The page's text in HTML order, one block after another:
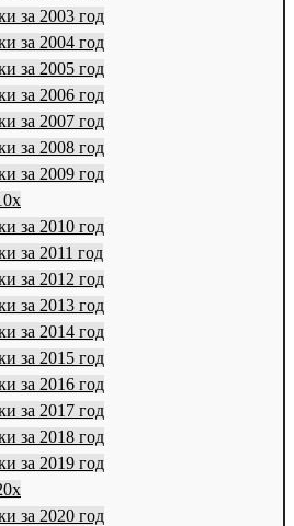
за 2003 год
за 2004 год
за 2005 год
за 2006 год
за 2007 год
за 2008 год
за 2009 год
за 2010 год
за 2011 год
за 2012 год
за 2013 год
за 2014 год
за 2015 год
за 2016 год
за 2017 год
за 2018 год
за 2019 год
за 2020 год